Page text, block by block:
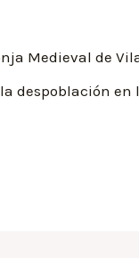
Medieval de
despoblación